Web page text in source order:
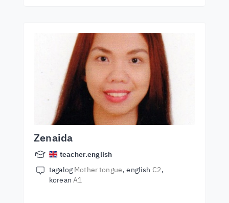
Zenaida
teacher.english
tagalog Mother tongue english C2
korean A1